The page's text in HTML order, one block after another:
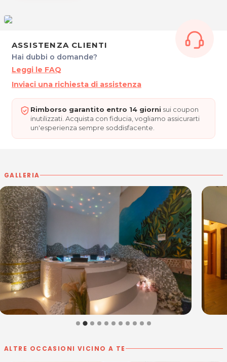
ASSISTENZA CLIENTI
Hai dubbi o domande?
Leggi le FAQ
Inviaci una richiesta di assistenza
Rimborso garantito entro 14 giorni sui coupon
inutilizzati. Acquista con fiducia, vogliamo assicurarti
un'esperienza sempre soddisfacente.
GALLERIA
ALTRE OCCASIONI VICINO A TE